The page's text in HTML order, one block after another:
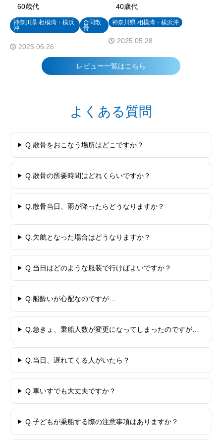
60歳代
神奈川県 相模湾・横浜
沖
合同散
骨
2025.06.26
40歳代
神奈川県 相模湾・横浜沖
2025.05.28
レビュー一覧はこちら
よくある質問
Q.散骨をおこなう場所はどこですか？
Q.散骨の所要時間はどれくらいですか？
Q.散骨当日、雨が降ったらどうなりますか？
Q.欠航となった場合はどうなりますか？
Q.当日はどのような服装で行けばよいですか？
Q.船酔いが心配なのですが…
Q.急きょ、乗船人数が変更になってしまったのですが…
Q.当日、遅れてくる人がいたら？
Q.車いすでも大丈夫ですか？
Q.子どもが乗船する際の注意事項はありますか？